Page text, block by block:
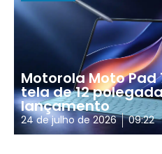
Motorola Moto
tela de 12
lançamento
24 de julho de 2026 09:22